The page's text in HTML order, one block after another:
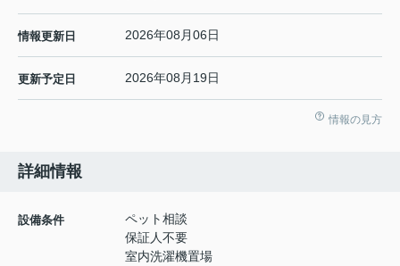
情報更新日 2026年08月06日
更新予定日 2026年08月19日
情報の見方
詳細情報
設備条件
ペット相談
保証人不要
室内洗濯機置場